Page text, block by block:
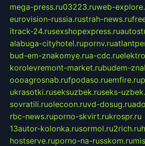
mega-press.ru03223.ruweb-
eurovision-russia.rustrah-news.ru
itrack-24.rusexshopexpress.ru
alabuga-cityhotel.rupornv.ru
bud-em-znakomye.rua-cdc.ru
korolevremont-market.rubudem-
oooagrosnab.rufpodaso.ruemfire.ru
ukrasotki.ruseksuzbek.ruseks-
sovratili.ruolecoon.ruvd-dosug.ru
rbc-news.ruporno-skvirt.rukrospr.ru
13autor-kolonka.rusormol.ru2rich.ru
hostserve.ruporno-na-russkom.ru